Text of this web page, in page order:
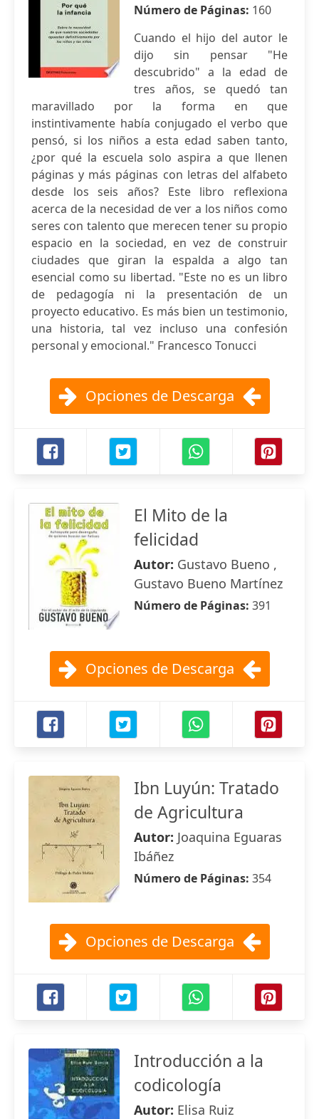
Número de Páginas: 160
Cuando el hijo del autor le
dijo sin pensar "He
descubrido" a la edad de
tres años, se quedó tan
maravillado por la forma en que
instintivamente había conjugado el verbo que
pensó, si los niños a esta edad saben tanto,
¿por qué la escuela solo aspira a que llenen
páginas y más páginas con letras del alfabeto
desde los seis años? Este libro reflexiona
acerca de la necesidad de ver a los niños como
seres con talento que merecen tener su propio
espacio en la sociedad, en vez de construir
ciudades que giran la espalda a algo tan
esencial como su libertad. "Este no es un libro
de pedagogía ni la presentación de un
proyecto educativo. Es más bien un testimonio,
una historia, tal vez incluso una confesión
personal y emocional." Francesco Tonucci
Opciones de Descarga
El Mito de la
felicidad
Autor: Gustavo Bueno ,
Gustavo Bueno Martínez
Número de Páginas: 391
Opciones de Descarga
Ibn Luyún: Tratado
de Agricultura
Autor: Joaquina Eguaras
Ibáñez
Número de Páginas: 354
Opciones de Descarga
Introducción a la
codicología
Autor: Elisa Ruiz